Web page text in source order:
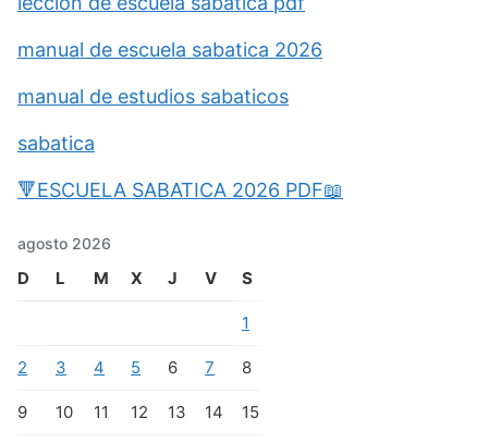
manual de escuela sabatica 2026
manual de estudios sabaticos
sabatica
🔻ESCUELA SABATICA 2026 PDF📖
agosto 2026
D L M X J V S
1
2 3 4 5 6 7 8
9 10 11 12 13 14 15